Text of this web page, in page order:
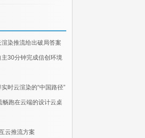
染推流给出破局答案
30分钟完成信创环境
时云渲染的“中国路径”
跑在云端的设计云桌
云推流方案